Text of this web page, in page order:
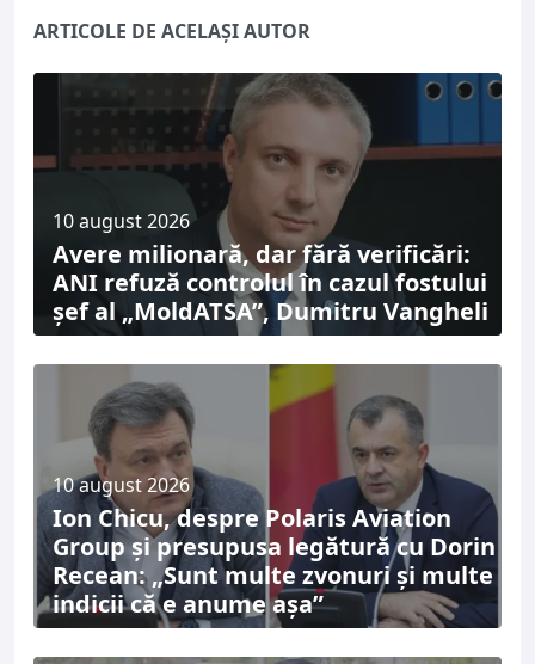
ARTICOLE DE ACELAȘI AUTOR
10 august 2026
Avere milionară, dar fără verificări:
ANI refuză controlul în cazul fostului
șef al „MoldATSA”, Dumitru Vangheli
10 august 2026
Ion Chicu, despre Polaris Aviation
Group și presupusa legătură cu Dorin
Recean: „Sunt multe zvonuri și multe
indicii că e anume așa”